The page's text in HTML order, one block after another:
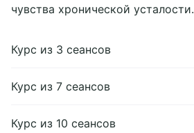
Telegram chat
WhatsApp
Социальные сети
чувства хронической усталости.
Курс из 3 сеансов
Курс из 7 сеансов
Курс из 10 сеансов